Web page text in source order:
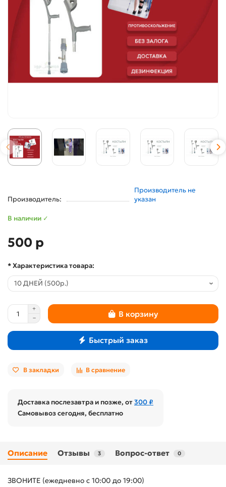
Производитель:
Производитель не
указан
В наличии ✓
500 р
* Характеристика товара:
В корзину
Быстрый заказ
В закладки В сравнение
Доставка послезавтра и позже, от300 ₽
Самовывоз сегодня, бесплатно
Описание Отзывы 3 Вопрос-ответ 0
ЗВОНИТЕ (ежедневно с 10:00 до 19:00)